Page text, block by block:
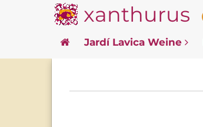
xanthurus
Jardí Lavica Weine